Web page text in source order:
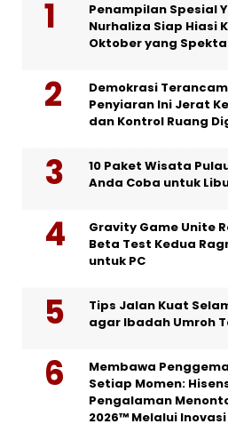
Penampilan Spesial
Nurhaliza Siap Hiasi
Oktober yang
Demokrasi
Penyiaran Ini Jerat
dan Kontrol Ruang
10 Paket Wisata
Anda Coba untuk
Gravity Game Unite
Beta Test Kedua
untuk PC
Tips Jalan Kuat
agar Ibadah Umroh
Membawa
Setiap Momen:
Pengalaman
2026™ Melalui